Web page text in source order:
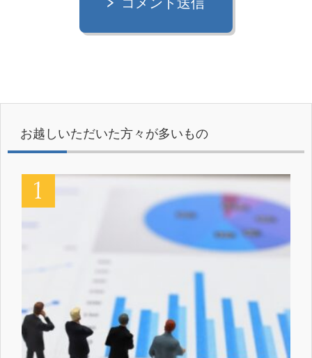
お越しいただいた方々が多いもの